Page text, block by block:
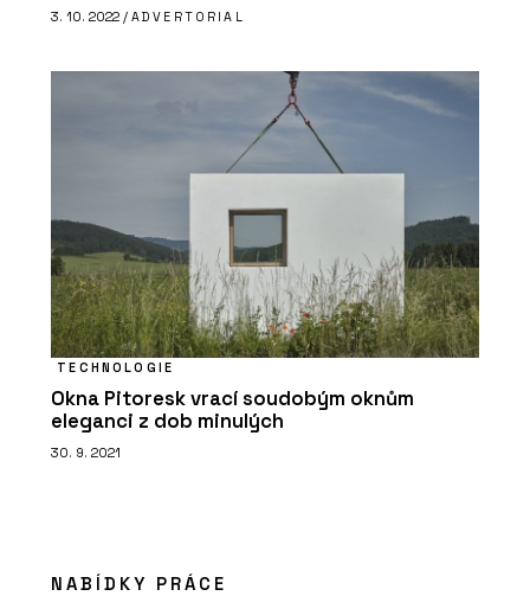
3. 10. 2022 / ADVERTORIAL
TECHNOLOGIE
Okna Pitoresk vrací soudobým oknům
eleganci z dob minulých
30. 9. 2021
NABÍDKY PRÁCE